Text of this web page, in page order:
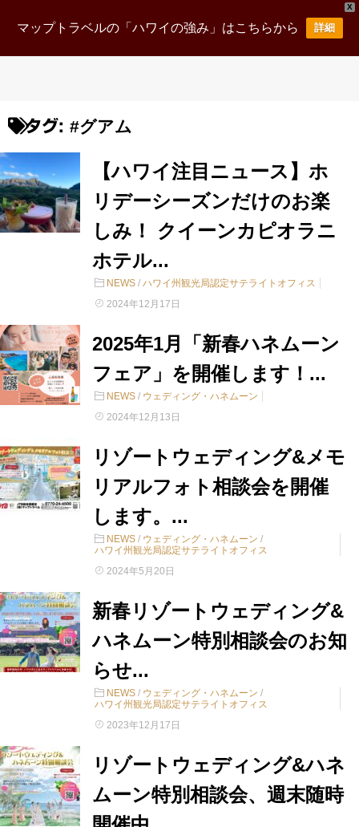
X
マップトラベルの「ハワイの強み」はこちらから 詳細
タグ: #グアム
【ハワイ注目ニュース】ホ
リデーシーズンだけのお楽
しみ！ クイーンカピオラニ
ホテル...
NEWS / ハワイ州観光局認定サテライトオフィス
2024年12月17日
2025年1月「新春ハネムーン
フェア」を開催します！...
NEWS / ウェディング・ハネムーン
2024年12月13日
リゾートウェディング&メモ
リアルフォト相談会を開催
します。...
NEWS / ウェディング・ハネムーン /
ハワイ州観光局認定サテライトオフィス
2024年5月20日
新春リゾートウェディング&
ハネムーン特別相談会のお知
らせ...
NEWS / ウェディング・ハネムーン /
ハワイ州観光局認定サテライトオフィス
2023年12月17日
リゾートウェディング&ハネ
ムーン特別相談会、週末随時